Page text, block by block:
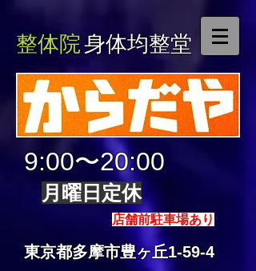
整体院身体均整堂
9:00〜20:00
月曜日定休
店舗前駐車場あり
東京都多摩市豊ヶ丘1-59-4